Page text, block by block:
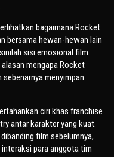
bagaimana Rocket
bersama hewan-hewan lain
sisi emosional film
mengapa Rocket
menyimpan
ciri khas franchise
antar karakter yang kuat.
film sebelumnya,
para anggota tim